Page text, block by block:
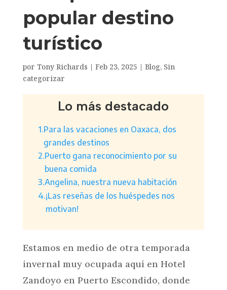
popular destino
turístico
por Tony Richards | Feb 23, 2025 | Blog, Sin
categorizar
Lo más destacado
1.Para las vacaciones en Oaxaca, dos
grandes destinos
2.Puerto gana reconocimiento por su
buena comida
3.Angelina, nuestra nueva habitación
4.¡Las reseñas de los huéspedes nos
motivan!
Estamos en medio de otra temporada
invernal muy ocupada aquí en Hotel
Zandoyo en Puerto Escondido, donde